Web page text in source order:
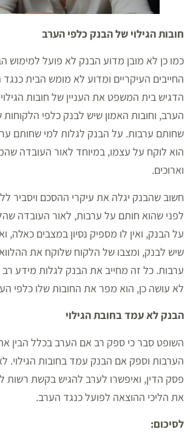
חובות הגילוי של הבנק כלפי הערב
כמו כן לא מובן מדוע הבנק לא פועל למימוש
החייבים העיקריים ומדוע לא מומש הבית כנגד
הדגיש בית המשפט את העניין של חובות
הערב, וחובות האמון שיש לבנק כלפי הלקוחות
שחותם ערבות. על הבנק לגלות למי שחותם
הוא לוקח על עצמו, במיוחד לאור העובדה
וארוכים.
חשוב שהבנק יגלה את עיקרי ההסכם ויסביר
לפני שהוא חותם על ערבות, לאור העובדה
על הבנק, ואין לו מספיק נסיון במצבים כאלה,
שיש לבנק, ומצבו של הלקוח שלוקח את
ערבות. כל זה מחייב את הבנק לגלות מידע
לא עושה כן, הוא מפר את החובות שלו כלפי
הבנק לא עמד בחובת הגילוי
השופט סבר כי ספק רב אם הערב בכלל הבין
הערבות וספק אם הבנק עמד בחובות הגילוי.
פסק הדין, ואיפשרו לערב להגיש בקשת רשות
את הליכי ההוצאה לפועל כנגד הערב.
לסיכום: